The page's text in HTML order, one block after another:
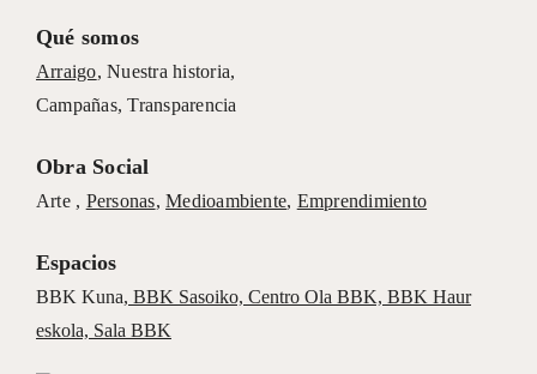
Qué somos
Arraigo,Nuestra historia,
Campañas, Transparencia
Obra Social
Arte , Personas,Medioambiente, Emprendimiento
Espacios
BBK Kuna, BBK Sasoiko, Centro Ola BBK, BBK Haur
eskola, Sala BBK